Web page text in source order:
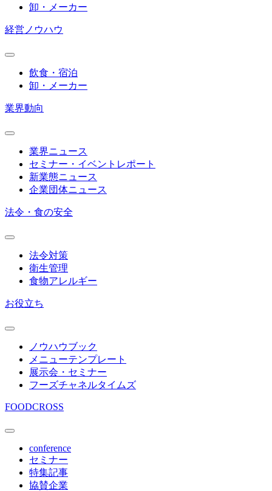
卸・メーカー
経営ノウハウ
飲食・宿泊
卸・メーカー
業界動向
業界ニュース
セミナー・イベントレポート
新業態ニュース
企業団体ニュース
法令・食の安全
法令対策
衛生管理
食物アレルギー
お役立ち
ノウハウブック
メニューテンプレート
展示会・セミナー
フーズチャネルタイムズ
FOODCROSS
conference
セミナー
特集記事
協賛企業